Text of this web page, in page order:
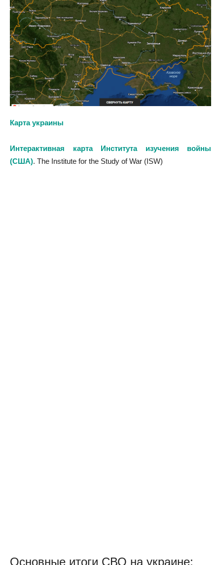
Карта украины
Интерактивная карта Института изучения войны
(США). The Institute for the Study of War (ISW)
Основные итоги СВО на украине: